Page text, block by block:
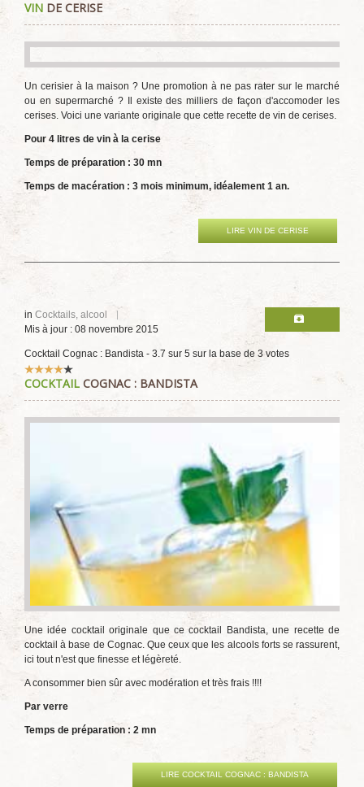
utilisateur:3/5
VIN DE CERISE
Un cerisier à la maison ? Une promotion à ne pas rater sur le marché
ou en supermarché ? Il existe des milliers de façon d'accomoder les
cerises. Voici une variante originale que cette recette de vin de cerises.
Pour 4 litres de vin à la cerise
Temps de préparation : 30 mn
Temps de macération : 3 mois minimum, idéalement 1 an.
LIRE VIN DE CERISE
in Cocktails, alcool
Mis à jour : 08 novembre 2015
Cocktail Cognac : Bandista - 3.7 sur 5 sur la base de 3 votes
Vote
utilisateur:4 /5
COCKTAIL COGNAC : BANDISTA
Une idée cocktail originale que ce cocktail Bandista, une recette de
cocktail à base de Cognac. Que ceux que les alcools forts se rassurent,
ici tout n'est que finesse et légèreté.
A consommer bien sûr avec modération et très frais !!!!
Par verre
Temps de préparation : 2 mn
LIRE COCKTAIL COGNAC : BANDISTA